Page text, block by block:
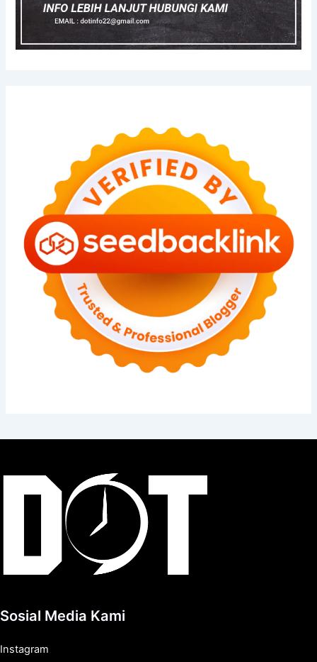
Sosial Media Kami
Instagram